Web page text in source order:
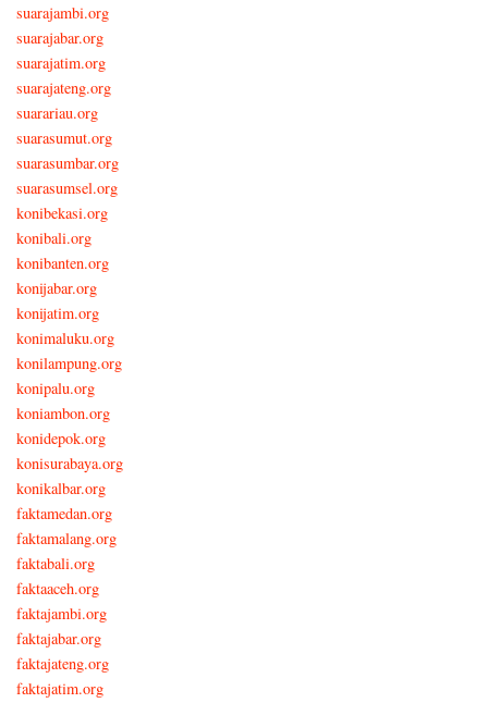
suarajambi.org
suarajabar.org
suarajatim.org
suarajateng.org
suarariau.org
suarasumut.org
suarasumbar.org
suarasumsel.org
konibekasi.org
konibali.org
konibanten.org
konijabar.org
konijatim.org
konimaluku.org
konilampung.org
konipalu.org
koniambon.org
konidepok.org
konisurabaya.org
konikalbar.org
faktamedan.org
faktamalang.org
faktabali.org
faktaaceh.org
faktajambi.org
faktajabar.org
faktajateng.org
faktajatim.org